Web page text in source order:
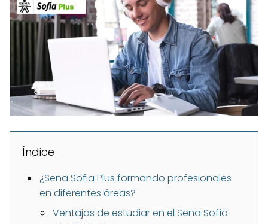
Índice
¿Sena Sofia Plus formando profesionales
en diferentes áreas?
Ventajas de estudiar en el Sena Sofía